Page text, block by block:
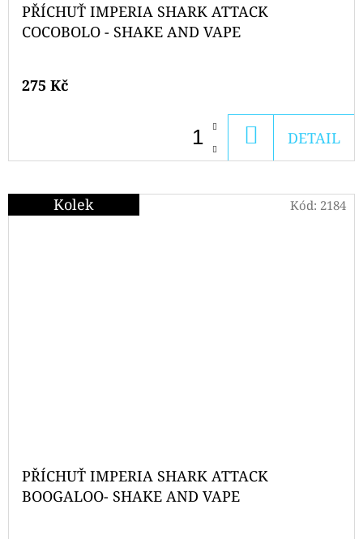
PŘÍCHUŤ IMPERIA SHARK ATTACK
COCOBOLO - SHAKE AND VAPE
275 Kč
KOŠÍKU
DETAIL
Kolek
PŘÍCHUŤ IMPERIA SHARK ATTACK
BOOGALOO- SHAKE AND VAPE
Kód: 2184